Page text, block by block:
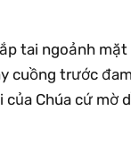
tai ngoảnh
cuồng trước
Chúa cứ